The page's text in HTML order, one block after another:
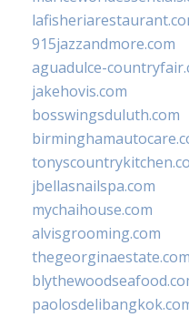
915jazzandmore.com
aguadulce-
jakehovis.com
bosswingsduluth.com
jbellasnailspa.com
mychaihouse.com
alvisgrooming.com
thegeorginaestate.com